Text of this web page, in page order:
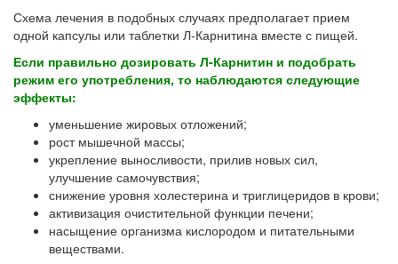
Схема лечения в подобных случаях предполагает прием
одной капсулы или таблетки Л-Карнитина вместе с пищей.
Если правильно дозировать Л-Карнитин и подобрать
режим его употребления, то наблюдаются следующие
эффекты:
уменьшение жировых отложений;
рост мышечной массы;
укрепление выносливости, прилив новых сил,
улучшение самочувствия;
снижение уровня холестерина и триглицеридов в крови;
активизация очистительной функции печени;
насыщение организма кислородом и питательными
веществами.